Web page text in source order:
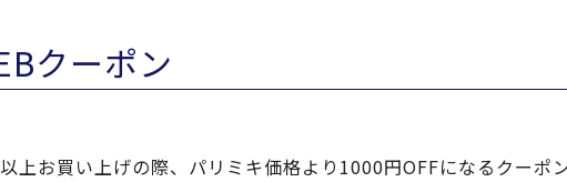
クーポン
上お買い上げの際、パリミキ価格より1000円OFFになるクーポ